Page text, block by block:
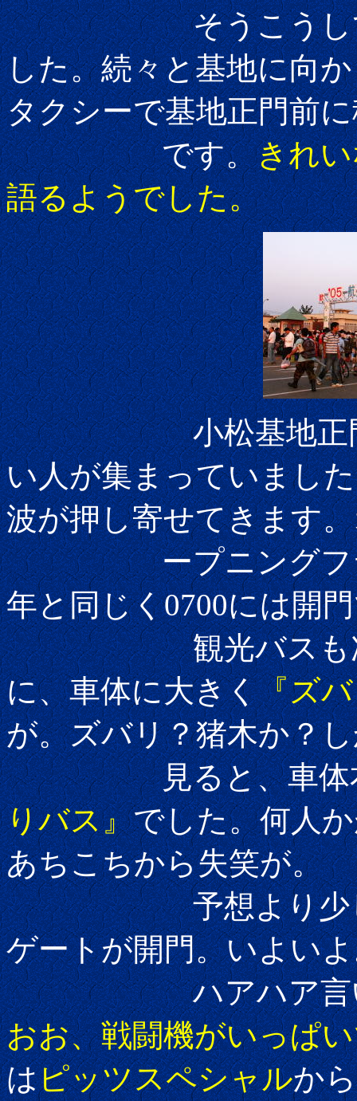
そうこうしてい
した。続々と基地に向
タクシーで基地正門前
です。きれ
語るようでした。
小松基地正門前に
い人が集まっていまし
波が押し寄せてきます
ープニングフライ
年と同じく0700には開
観光バスも次々と
に、車体に大きく『ズ
が。ズバリ？猪木か？
見ると、車体右
りバス』でした。何人
あちこちから失笑が。
予想より少し遅れ
ゲートが開門。いよい
ハアハア言いな
おお、戦闘機がいっぱ
はピッツスペシャルか